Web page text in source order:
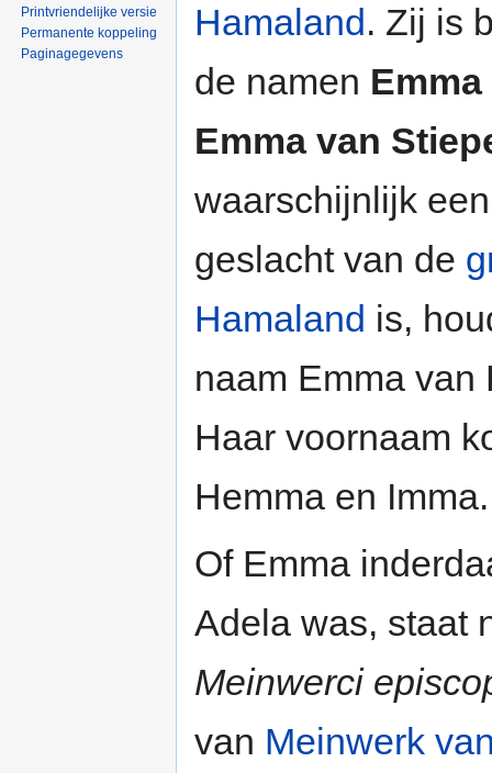
Hamaland . Zij is
de namen
Emma van
waarschijnlijk
geslacht van de
Hamaland is,
naam Emma van
Haar voornaam
Hemma en Imma.
Of Emma
Adela was, staat
Meinwerci
van Meinwerk
Printvriendelijke versie
Permanente koppeling
Paginagegevens